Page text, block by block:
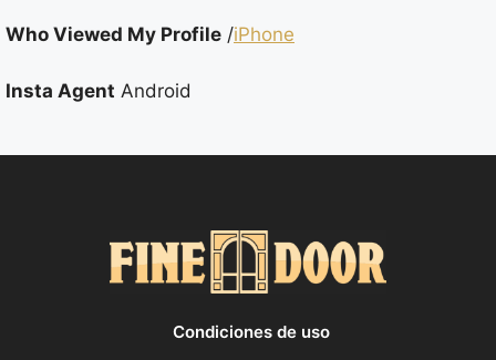
Who Viewed My Profile /iPhone
Insta Agent Android
Condiciones de uso